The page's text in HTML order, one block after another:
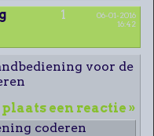
1
06-01-2016
16:42
voor de
plaats een reactie »
coderen